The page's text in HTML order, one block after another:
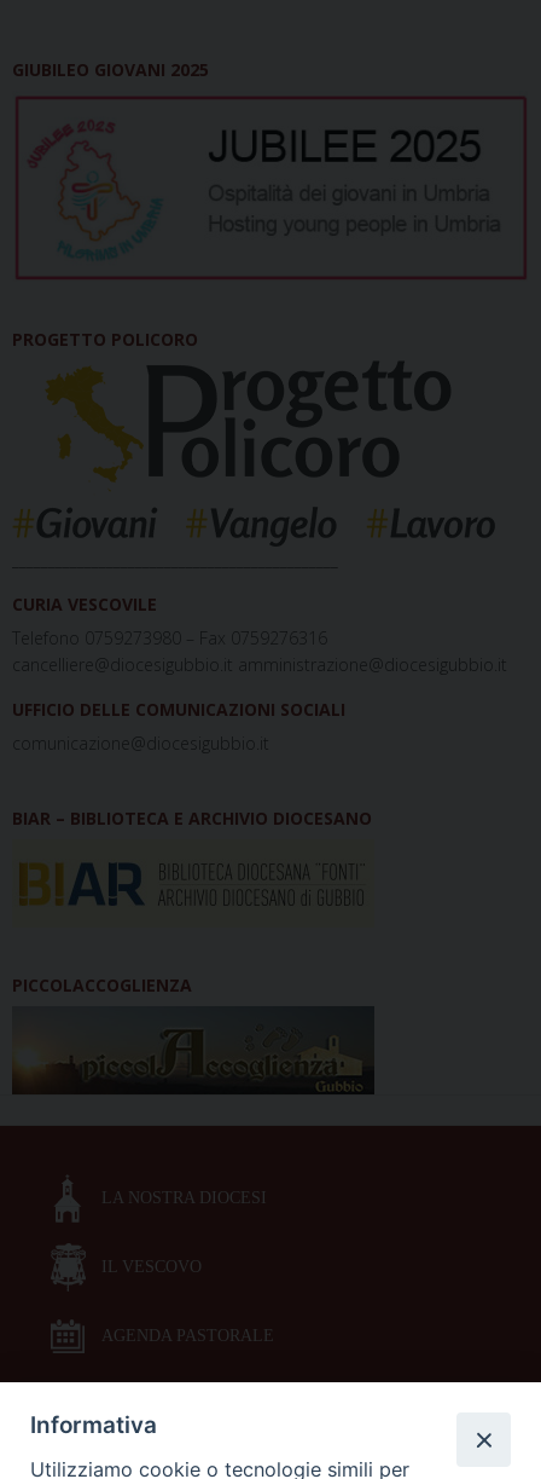
GIUBILEO GIOVANI 2025
PROGETTO POLICORO
CURIA VESCOVILE
Telefono 0759273980 – Fax 0759276316
cancelliere@diocesigubbio.it amministrazione@diocesigubbio.it
UFFICIO DELLE COMUNICAZIONI SOCIALI
comunicazione@diocesigubbio.it
BIAR – BIBLIOTECA E ARCHIVIO DIOCESANO
PICCOLACCOGLIENZA
LA NOSTRA DIOCESI
IL VESCOVO
AGENDA PASTORALE
DOCUMENTI PASTORALI
Informativa
Utilizziamo cookie o tecnologie simili per